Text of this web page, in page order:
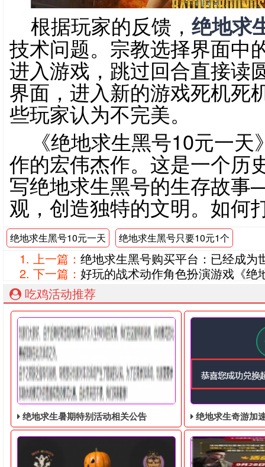
根据玩家的反馈， 绝地求
技术问题。宗教选择界面中
进入游戏，跳过回合直接读
界面，进入新的游戏死机死
些玩家认为不完美。
《绝地求生黑号10元一
作的宏伟杰作。这是一个历
写绝地求生黑号的生存故
观，创造独特的文明。如何
绝地求生黑号10元一天 绝地求生黑号只要10元1个
上一篇： 绝地求生黑号购买平台：已经成为
下一篇： 好玩的战术动作角色扮演游戏《
吃鸡活动推荐
绝地求生暑期特别活动相关公告 绝地求生奇游加速器免